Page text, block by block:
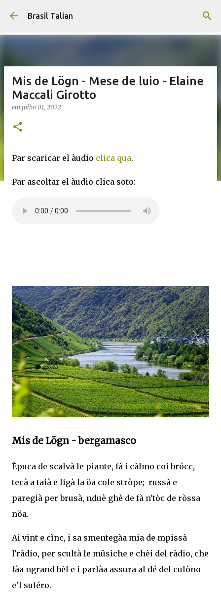
Pular para o conteúdo principal
Brasil Talian
Mis de Lögn - Mese de luio - Elaine
Maccali Girotto
em julho 01, 2022
Par scaricar el àudio clica qua.
Par ascoltar el àudio clica soto:
Mis de Lögn - bergamasco
Èpuca de scalvà le piante, fà i càlmo coi brócc,
tecà a taià e ligà la öa cole stròpe; russà e
paregià per brusà, nduè ghè de fà n'tòc de ròssa
nöa.
Ai vint e cìnc, i sa smentegàa mia de mpissà
l'ràdio, per scultà le müsiche e chèi del ràdio, che
fàa ngrand bèl e i parlàa assura al dé del culòno
e'l suféro.